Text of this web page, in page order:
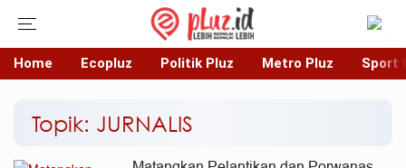
Home Ecopluz Politik Pluz Metro Pluz Sport
Topik: JURNALIS